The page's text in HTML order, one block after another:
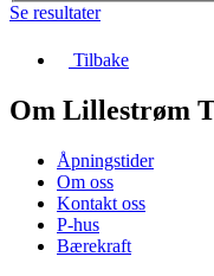
Se resultater
Tilbake
Om Lillestrøm
Åpningstider
Om oss
Kontakt oss
P-hus
Bærekraft